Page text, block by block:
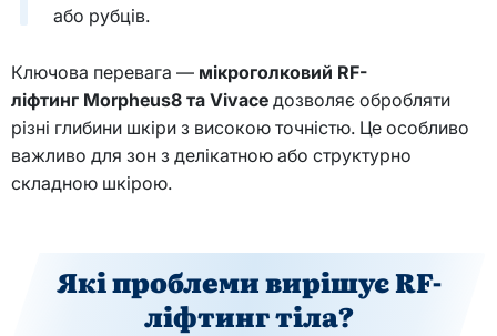
або рубців.
Ключова перевага — мікроголковий RF-
ліфтинг Morpheus8 та Vivace дозволяє обробляти
різні глибини шкіри з високою точністю. Це особливо
важливо для зон з делікатною або структурно
складною шкірою.
Які проблеми вирішує RF-
ліфтинг тіла?